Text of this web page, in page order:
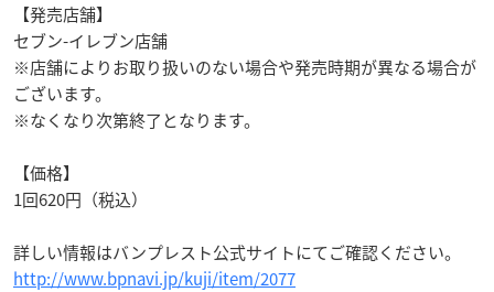
【発売店舗】
セブン-イレブン店舗
※店舗によりお取り扱いのない場合や発売時期が異なる場合が
ございます。
※なくなり次第終了となります。
【価格】
1回620円（税込）
詳しい情報はバンプレスト公式サイトにてご確認ください。
http://www.bpnavi.jp/kuji/item/2077